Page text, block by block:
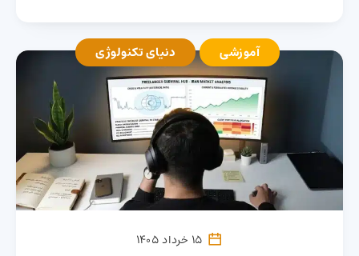
آموزشی دنیای تکنولوژی